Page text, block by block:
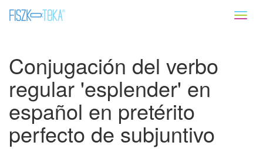
Conjugación del verbo
regular 'esplender' en
español en pretérito
perfecto de subjuntivo